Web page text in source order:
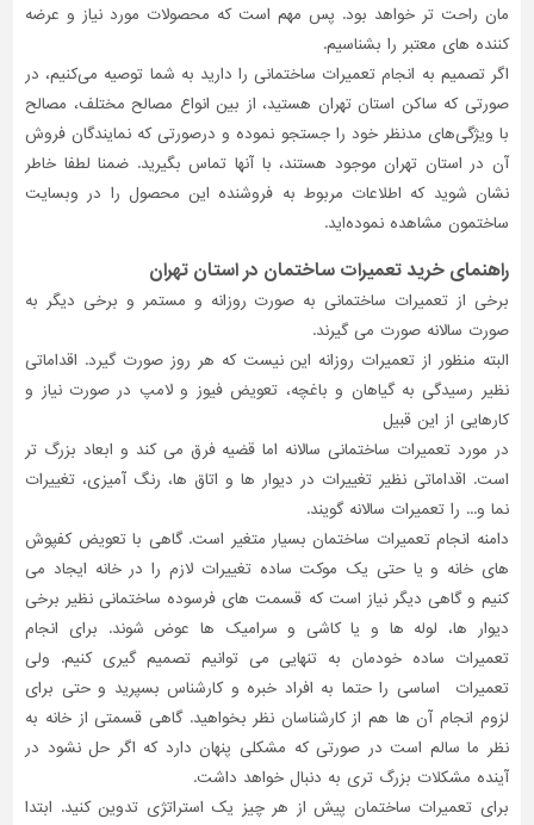
سازه
سایر
مان راحت تر خواهد بود. پس مهم است که محصولات مورد نیاز و عرضه
کننده های معتبر را بشناسیم.
اگر تصمیم به انجام تعمیرات ساختمانی را دارید به شما توصیه می‌کنیم، در
صورتی که ساکن استان تهران هستید، از بین انواع مصالح مختلف، مصالح
با ویژگی‌های مدنظر خود را جستجو نموده و درصورتی‌ که نمایندگان فروش
آن در استان تهران موجود هستند، با آنها تماس بگیرید. ضمنا لطفا خاطر
نشان شوید که اطلاعات مربوط به فروشنده این محصول را در وبسایت
ساختمون مشاهده نموده‌اید.
راهنمای خرید تعمیرات ساختمان در استان تهران
برخی از تعمیرات ساختمانی به صورت روزانه و مستمر و برخی دیگر به
صورت سالانه صورت می گیرند.
البته منظور از تعمیرات روزانه این نیست که هر روز صورت گیرد. اقداماتی
نظیر رسیدگی به گیاهان و باغچه، تعویض فیوز و لامپ در صورت نیاز و
کارهایی از این قبیل
در مورد تعمیرات ساختمانی سالانه اما قضیه فرق می کند و ابعاد بزرگ تر
است. اقداماتی نظیر تغییرات در دیوار ها و اتاق ها، رنگ آمیزی، تغییرات
نما و... را تعمیرات سالانه گویند.
دامنه انجام تعمیرات ساختمان بسیار متغیر است. گاهی با تعویض کفپوش
های خانه و یا حتی یک موکت ساده تغییرات لازم را در خانه ایجاد می
کنیم و گاهی دیگر نیاز است که قسمت های فرسوده ساختمانی نظیر برخی
دیوار ها، لوله ها و یا کاشی و سرامیک ها عوض شوند. برای انجام
تعمیرات ساده خودمان به تنهایی می توانیم تصمیم گیری کنیم. ولی
تعمیرات اساسی را حتما به افراد خبره و کارشناس بسپرید و حتی برای
لزوم انجام آن ها هم از کارشناسان نظر بخواهید. گاهی قسمتی از خانه به
نظر ما سالم است در صورتی که مشکلی پنهان دارد که اگر حل نشود در
آینده مشکلات بزرگ تری به دنبال خواهد داشت.
برای تعمیرات ساختمان پیش از هر چیز یک استراتژی تدوین کنید. ابتدا